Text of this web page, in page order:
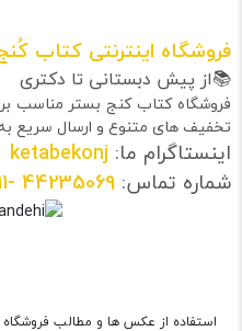
فروشگاه اینترنتی کتاب
📚از پیش دبستانی تا دکتری
فروشگاه کتاب کنج بستر مناسب
تخفیف های متنوع و ارسال سریع
اینستاگرام ما: ketabekonj
شماره تماس: 44235069
-011
استفاده از عکس ها و مطالب فروشگاه